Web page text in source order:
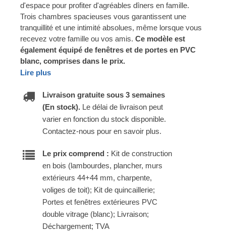
d'espace pour profiter d'agréables dîners en famille.
Trois chambres spacieuses vous garantissent une
tranquillité et une intimité absolues, même lorsque vous
recevez votre famille ou vos amis. Ce modèle est
également équipé de fenêtres et de portes en PVC
blanc, comprises dans le prix.
Lire plus
Livraison gratuite sous 3 semaines
(En stock). Le délai de livraison peut
varier en fonction du stock disponible.
Contactez-nous pour en savoir plus.
Le prix comprend : Kit de construction
en bois (lambourdes, plancher, murs
extérieurs 44+44 mm, charpente,
voliges de toit); Kit de quincaillerie;
Portes et fenêtres extérieures PVC
double vitrage (blanc); Livraison;
Déchargement; TVA